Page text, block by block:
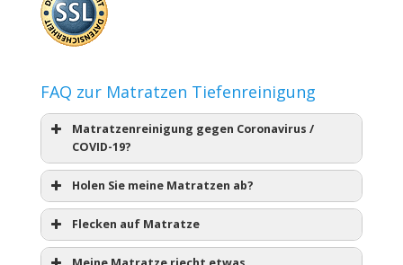
FAQ zur Matratzen Tiefenreinigung
Matratzenreinigung gegen Coronavirus /
COVID-19?
Holen Sie meine Matratzen ab?
Flecken auf Matratze